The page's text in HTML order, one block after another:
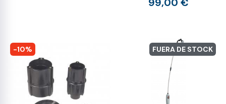
-10% FUERA DE STOCK